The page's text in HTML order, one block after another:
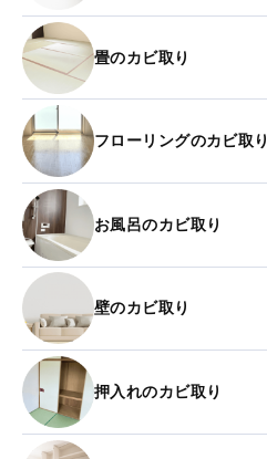
畳のカビ取り
フローリングのカビ取り
お風呂のカビ取り
壁のカビ取り
押入れのカビ取り